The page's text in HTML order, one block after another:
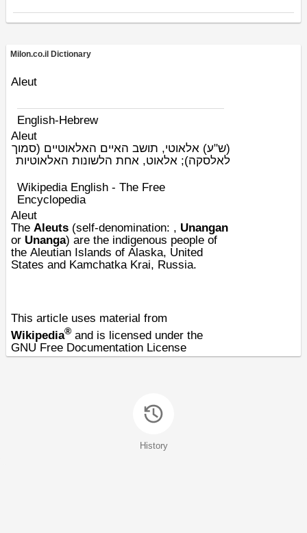
Milon.co.il Dictionary
Aleut
English-Hebrew
Aleut
(ש"ע) אלאוטי, תושב האיים האלאוטיים (סמוך
לאלסקה); אלאוט, אחת הלשונות האלאוטיות
Wikipedia English - The Free
Encyclopedia
Aleut
The Aleuts (self-denomination: , Unangan
or Unanga) are the indigenous people of
the Aleutian Islands of Alaska, United
States and Kamchatka Krai, Russia.
This article uses material from
Wikipedia® and is licensed under the
GNU Free Documentation License
History